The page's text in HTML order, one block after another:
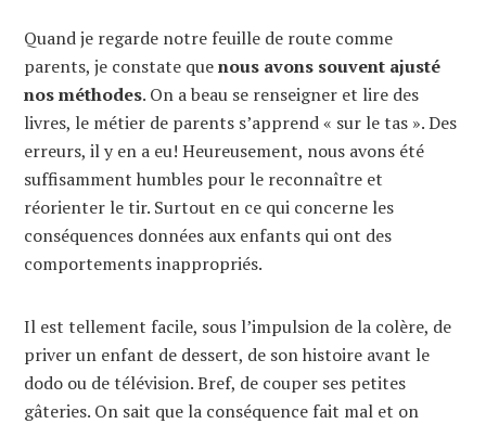
Quand je regarde notre feuille de route comme
parents, je constate quenous avons souvent ajusté
nos méthodes. On a beau se renseigner et lire des
livres, le métier de parents s’apprend « sur le tas ». Des
erreurs, il y en a eu! Heureusement, nous avons été
suffisamment humbles pour le reconnaître et
réorienter le tir. Surtout en ce qui concerne les
conséquences données aux enfants qui ont des
comportements inappropriés.
Il est tellement facile, sous l’impulsion de la colère, de
priver un enfant de dessert, de son histoire avant le
dodo ou de télévision. Bref, de couper ses petites
gâteries. On sait que la conséquence fait mal et on